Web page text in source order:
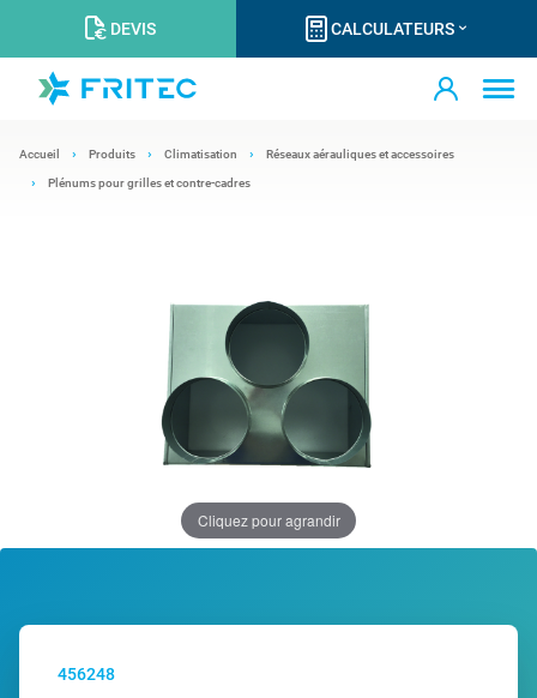
DEVIS CALCULATEURS
Accueil Produits Climatisation Réseaux aérauliques et accessoires
Plénums pour grilles et contre-cadres
Cliquez pour agrandir
456248